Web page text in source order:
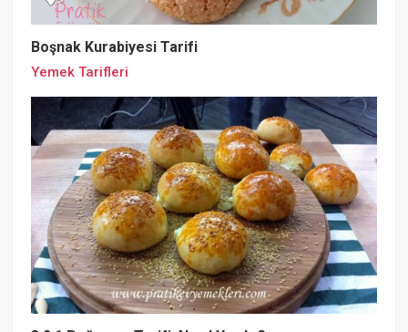
Boşnak Kurabiyesi Tarifi
Yemek Tarifleri